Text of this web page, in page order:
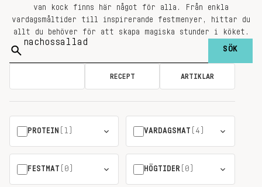
van kock finns här något för alla. Från enkla
vardagsmåltider till inspirerande festmenyer, hittar du
allt du behöver för att skapa magiska stunder i köket.
Sök
på:
RECEPT ARTIKLAR
PROTEIN (1) VARDAGSMAT (4)
FESTMAT (0) HÖGTIDER (0)